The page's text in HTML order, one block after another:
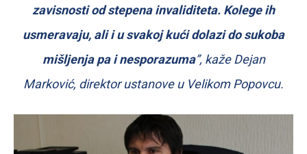
zavisnosti od stepena invaliditeta. Kolege ih
usmeravaju, ali i u svakoj kući dolazi do sukoba
mišljenja pa i nesporazuma”, kaže Dejan
Marković, direktor ustanove u Velikom Popovcu.